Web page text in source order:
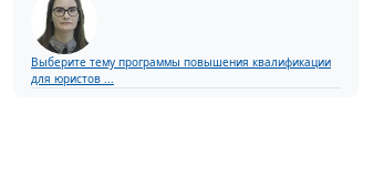
Выберите тему программы повышения квалификации
для юристов ...